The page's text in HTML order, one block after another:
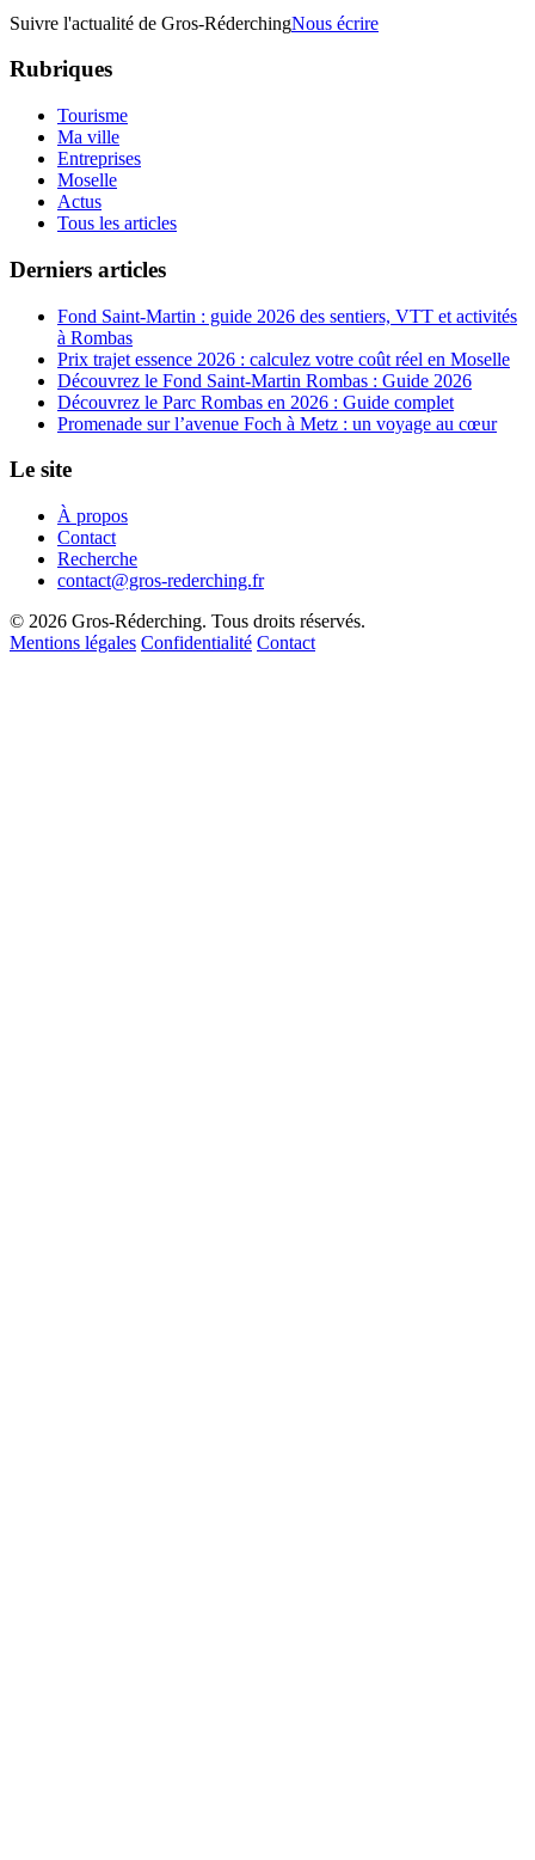
Suivre l'actualité de Gros-RéderchingNous écrire
Rubriques
Tourisme
Ma ville
Entreprises
Moselle
Actus
Tous les articles
Derniers articles
Fond Saint-Martin : guide 2026 des sentiers, VTT et activités
à Rombas
Prix trajet essence 2026 : calculez votre coût réel en Moselle
Découvrez le Fond Saint-Martin Rombas : Guide 2026
Découvrez le Parc Rombas en 2026 : Guide complet
Promenade sur l’avenue Foch à Metz : un voyage au cœur
Le site
À propos
Contact
Recherche
contact@gros-rederching.fr
© 2026 Gros-Réderching. Tous droits réservés.
Mentions légales Confidentialité Contact